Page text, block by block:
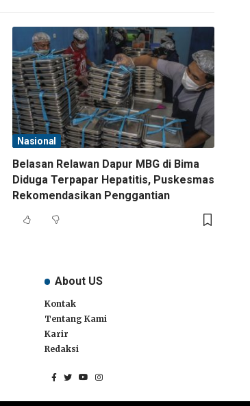
Nasional
Belasan Relawan Dapur MBG di Bima
Diduga Terpapar Hepatitis, Puskesmas
Rekomendasikan Penggantian
About US
Kontak
Tentang Kami
Karir
Redaksi